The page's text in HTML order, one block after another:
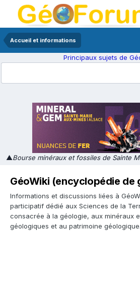
Accueil et informations
Principaux sujets de
▲Bourse minéraux et fossiles de Sainte
GéoWiki (encyclopédie de
Informations et discussions liées à
participatif dédié aux Sciences de la
consacrée à la géologie, aux minéraux
géologiques et au patrimoine géologique.